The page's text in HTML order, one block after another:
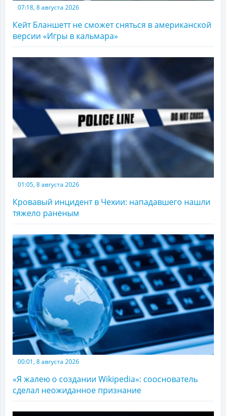
07:18, 8 августа 2026
Кейт Бланшетт не сможет сняться в американской
версии «Игры в кальмара»
01:05, 8 августа 2026
Кровавый инцидент в Чехии: нападавшего нашли
тяжело раненым
00:01, 8 августа 2026
«Я жалею о создании Wikipedia»: сооснователь
сделал неожиданное признание